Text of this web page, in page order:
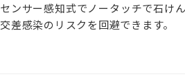
センサー感知式でノータッチで石け
交差感染のリスクを回避できます。